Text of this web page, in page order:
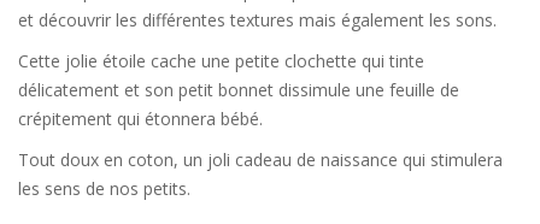
et découvrir les différentes textures mais également les sons.
Cette jolie étoile cache une petite clochette qui tinte
délicatement et son petit bonnet dissimule une feuille de
crépitement qui étonnera bébé.
Tout doux en coton, un joli cadeau de naissance qui stimulera
les sens de nos petits.